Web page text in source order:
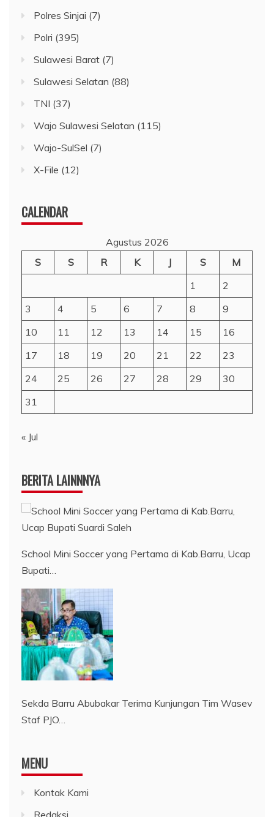
Polres Sinjai (7)
Polri (395)
Sulawesi Barat (7)
Sulawesi Selatan (88)
TNI (37)
Wajo Sulawesi Selatan (115)
Wajo-SulSel (7)
X-File (12)
CALENDAR
Agustus 2026
S
S R K J S
M
1
2
3
4 5 6 7 8
9
10
11 12 13 14 15
16
17
18 19 20 21 22
23
24
25 26 27 28 29
30
31
« Jul
BERITA LAINNNYA
School Mini Soccer yang Pertama di Kab.Barru, Ucap
Bupati…
Sekda Barru Abubakar Terima Kunjungan Tim Wasev
Staf PJO…
MENU
Kontak Kami
Redaksi